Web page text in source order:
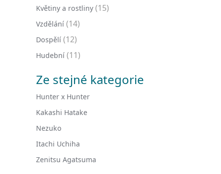
Květiny a rostliny (15)
Vzdělání (14)
Dospělí (12)
Hudební (11)
Ze stejné kategorie
Hunter x Hunter
Kakashi Hatake
Nezuko
Itachi Uchiha
Zenitsu Agatsuma